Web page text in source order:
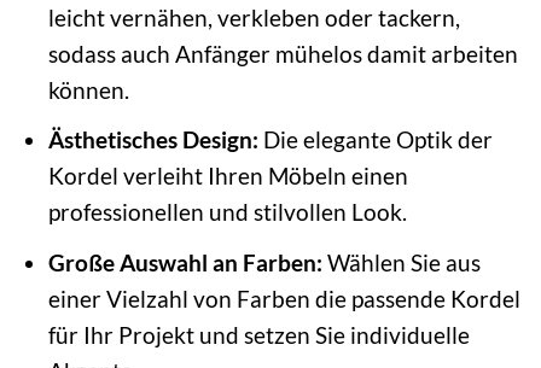
leicht vernähen, verkleben oder tackern,
sodass auch Anfänger mühelos damit arbeiten
können.
Ästhetisches Design: Die elegante Optik der
Kordel verleiht Ihren Möbeln einen
professionellen und stilvollen Look.
Große Auswahl an Farben: Wählen Sie aus
einer Vielzahl von Farben die passende Kordel
für Ihr Projekt und setzen Sie individuelle